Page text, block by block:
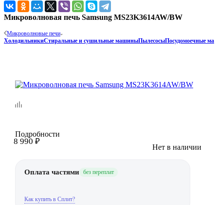
Микроволновая печь Samsung MS23K3614AW/BW
Микроволновые печи
ХолодильникиСтиральные и сушильные машиныПылесосыПосудомоечные
Подробности
8 990 ₽
Нет в наличии
Оплата частями без переплат
Как купить в Сплит?